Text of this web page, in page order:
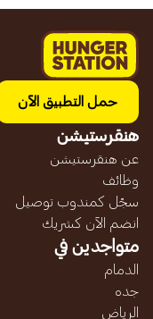
حمل التطبيق الآن
هنقرستيشن
عن هنقرستيشن
وظائف
سجّل كمندوب توصيل
انضم الآن كشريك
متواجدين في
الدمام
جده
الرياض